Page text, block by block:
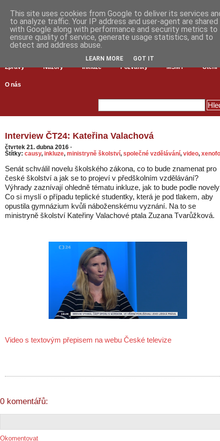
Zprávy Názory Inkluze Pozvánky MŠMT Čtení
O nás
Interview ČT24: Kateřina Valachová
čtvrtek 21. dubna 2016 ·
Štítky: causy, inkluze, ministryně školství, společné vzdělávání, video,
Senát schválil novelu školského zákona, co to bude znamenat pro
české školství a jak se to projeví v předškolním vzdělávání?
Výhrady zaznívají ohledně tématu inkluze, jak to bude podle
Co si myslí o případu teplické studentky, která je pod tlakem, aby
opustila gymnázium kvůli náboženskému vyznání. Na to se
ministryně školství Kateřiny Valachové ptala Zuzana Tvarůžková.
Video s textovým přepisem na webu České televize
0 komentářů:
Okomentovat
This site uses cookies from Google to deliver its services
to analyze traffic. Your IP address and user-agent are shared
with Google along with performance and security metrics to
ensure quality of service, generate usage statistics, and to
detect and address abuse.
LEARN MORE GOT IT